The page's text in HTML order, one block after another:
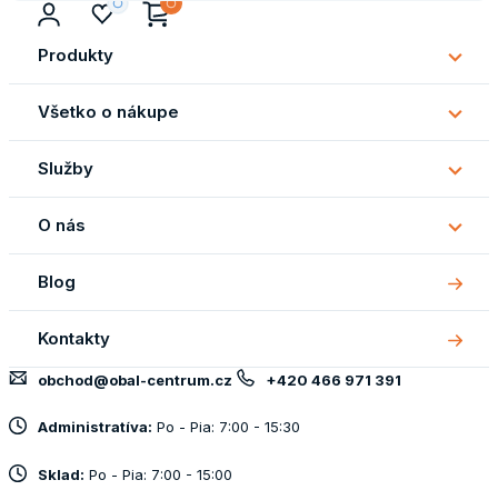
Produkty
Všetko o nákupe
o
Služby
O nás
O
nás
Blog
Kontakty
obchod@obal-centrum.cz +420 466 971 391
Administratíva: Po - Pia: 7:00 - 15:30
Sklad: Po - Pia: 7:00 - 15:00